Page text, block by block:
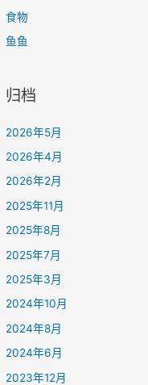
食物
鱼鱼
归档
2026年5月
2026年4月
2026年2月
2025年11月
2025年8月
2025年7月
2025年3月
2024年10月
2024年8月
2024年6月
2023年12月